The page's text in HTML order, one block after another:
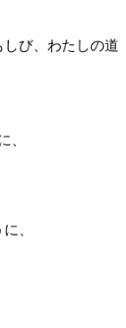
び、わたしの道
、
、